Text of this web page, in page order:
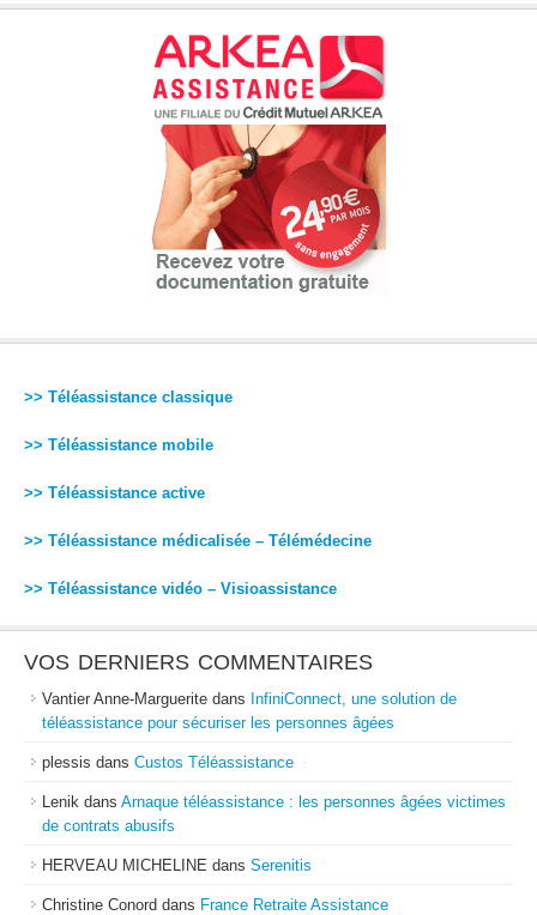
>> Téléassistance classique
>> Téléassistance mobile
>> Téléassistance active
>> Téléassistance médicalisée – Télémédecine
>> Téléassistance vidéo – Visioassistance
VOS DERNIERS COMMENTAIRES
Vantier Anne-Marguerite dans InfiniConnect, une solution de
téléassistance pour sécuriser les personnes âgées
plessis dans Custos Téléassistance
Lenik dans Arnaque téléassistance : les personnes âgées victimes
de contrats abusifs
HERVEAU MICHELINE dans Serenitis
Christine Conord dans France Retraite Assistance